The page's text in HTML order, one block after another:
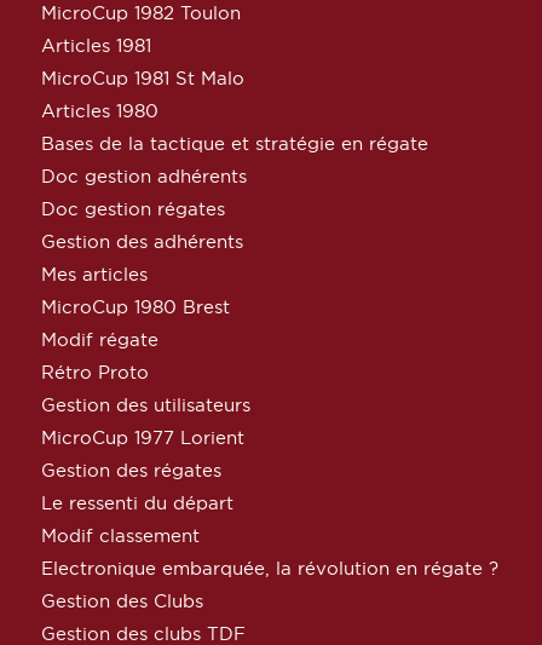
MicroCup 1982 Toulon
Articles 1981
MicroCup 1981 St Malo
Articles 1980
Bases de la tactique et stratégie en régate
Doc gestion adhérents
Doc gestion régates
Gestion des adhérents
Mes articles
MicroCup 1980 Brest
Modif régate
Rétro Proto
Gestion des utilisateurs
MicroCup 1977 Lorient
Gestion des régates
Le ressenti du départ
Modif classement
Electronique embarquée, la révolution en régate ?
Gestion des Clubs
Gestion des clubs TDF